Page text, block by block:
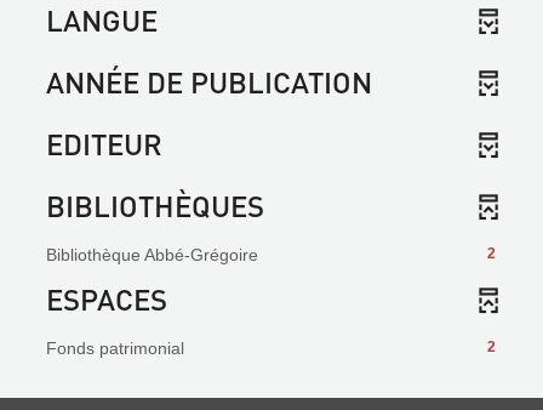
LANGUE
ANNÉE DE PUBLICATION
EDITEUR
BIBLIOTHÈQUES
2
Bibliothèque Abbé-Grégoire
ESPACES
2
Fonds patrimonial